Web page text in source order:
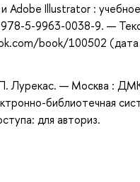
Adobe Illustrator : учебное
5-9963-0038-9. —
book/100502 (дата
П. Лурекас. — Москва :
библиотечная
для авториз.